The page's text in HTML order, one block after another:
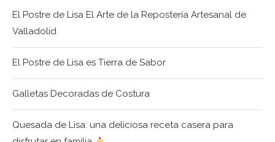
El Postre de Lisa El Arte de la Repostería Artesanal de
Valladolid
El Postre de Lisa es Tierra de Sabor
Galletas Decoradas de Costura
Quesada de Lisa: una deliciosa receta casera para